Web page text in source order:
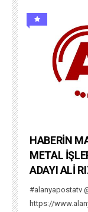
HABERİN
METAL
ADAYI ALİ
#alanyapostatv
https://